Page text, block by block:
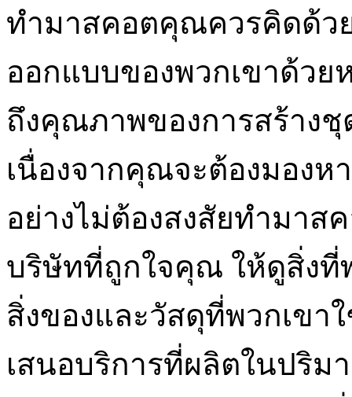
ทำมาสคอตคุณควรคิดด้ว
ออกแบบของพวกเขาด้ว
ถึงคุณภาพของการสร้าง
เนื่องจากคุณจะต้องมอง
อย่างไม่ต้องสงสัยทำมา
บริษัทที่ถูกใจคุณ ให้ดูสิ่งที่
สิ่งของและวัสดุที่พวกเขา
เสนอบริการที่ผลิตในปริ